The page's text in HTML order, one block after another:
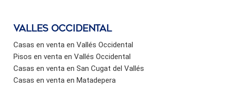
valles occidental
Casas en venta en Vallés Occidental
Pisos en venta en Vallés Occidental
Casas en venta en San Cugat del Vallés
Casas en venta en Matadepera